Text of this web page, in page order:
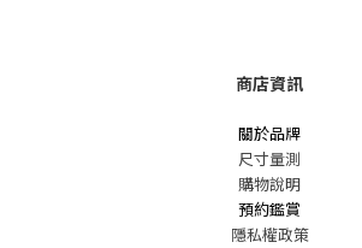
商店資訊
關於品牌
尺寸量測
購物說明
預約鑑賞
隱私權政策